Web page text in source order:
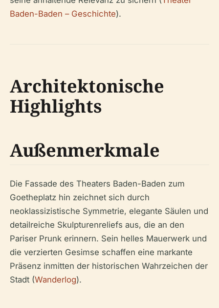
Baden-Baden – Geschichte).
Architektonische
Highlights
Außenmerkmale
Die Fassade des Theaters Baden-Baden zum
Goetheplatz hin zeichnet sich durch
neoklassizistische Symmetrie, elegante Säulen und
detailreiche Skulpturenreliefs aus, die an den
Pariser Prunk erinnern. Sein helles Mauerwerk und
die verzierten Gesimse schaffen eine markante
Präsenz inmitten der historischen Wahrzeichen der
Stadt (Wanderlog).